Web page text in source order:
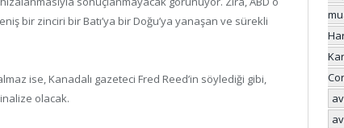
bir zinciri bir Batı’ya bir Doğu’ya yanaşan ve sürekli
ise, Kanadalı gazeteci Fred Reed’in söylediği gibi,
olacak.